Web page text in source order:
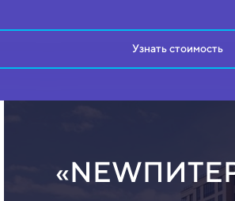
Узнать стоимость